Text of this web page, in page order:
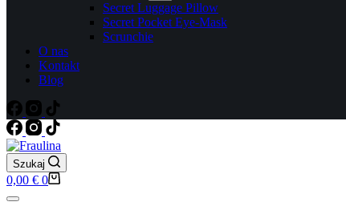
Secret Luggage Pillow
Secret Pocket Eye-Mask
Scrunchie
O nas
Kontakt
Blog
Szukaj
Koszyk
0,00 € 0